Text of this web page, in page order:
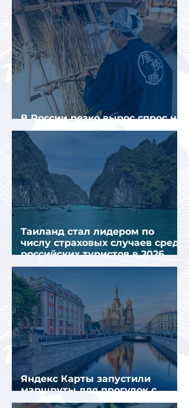
В России резко вырос спрос на
отели без звезд
Таиланд стал лидером по
числу страховых случаев среди
российских туристов в 2026
году
Яндекс Карты запустили
маршруты для прогулок с
описанием и аудиогидом